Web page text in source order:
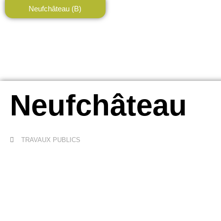
Neufchâteau (B)
Neufchâteau
TRAVAUX PUBLICS